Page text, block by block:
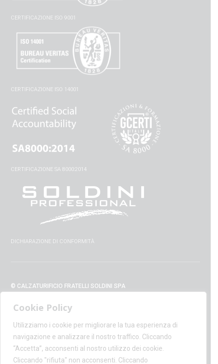
Cookie Policy
Utilizziamo i cookie per migliorare la tua esperienza di
navigazione e analizzare il nostro traffico. Cliccando
“Accetta”, acconsenti al nostro utilizzo dei cookie.
Cliccando "rifiuta" non acconsenti. Cliccando
CERTIFICAZIONE ISO 9001
CERTIFICAZIONE ISO 14001
CERTIFICAZIONE SA 8000:2014
DICHIARAZIONE DI CONFORMITÀ
© CALZATURIFICIO FRATELLI SOLDINI SPA
+39 0575 428129 - FAX +39 0575 420254
SUPPORT@CALZATURIFICIOSOLDINI.IT
AMMINISTRAZIONE@PEC.CALZATURIFICIOSOLDINI.COM
P.IVA IT00100020510 - REA AR19984
CAPITALE SOCIALE € 1,170,800.00